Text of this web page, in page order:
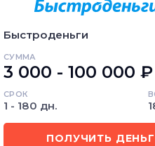
Быстроденьги
СУММА
3 000 - 100 000 ₽
СРОК
1 - 180 дн.
ПОЛУЧИТЬ